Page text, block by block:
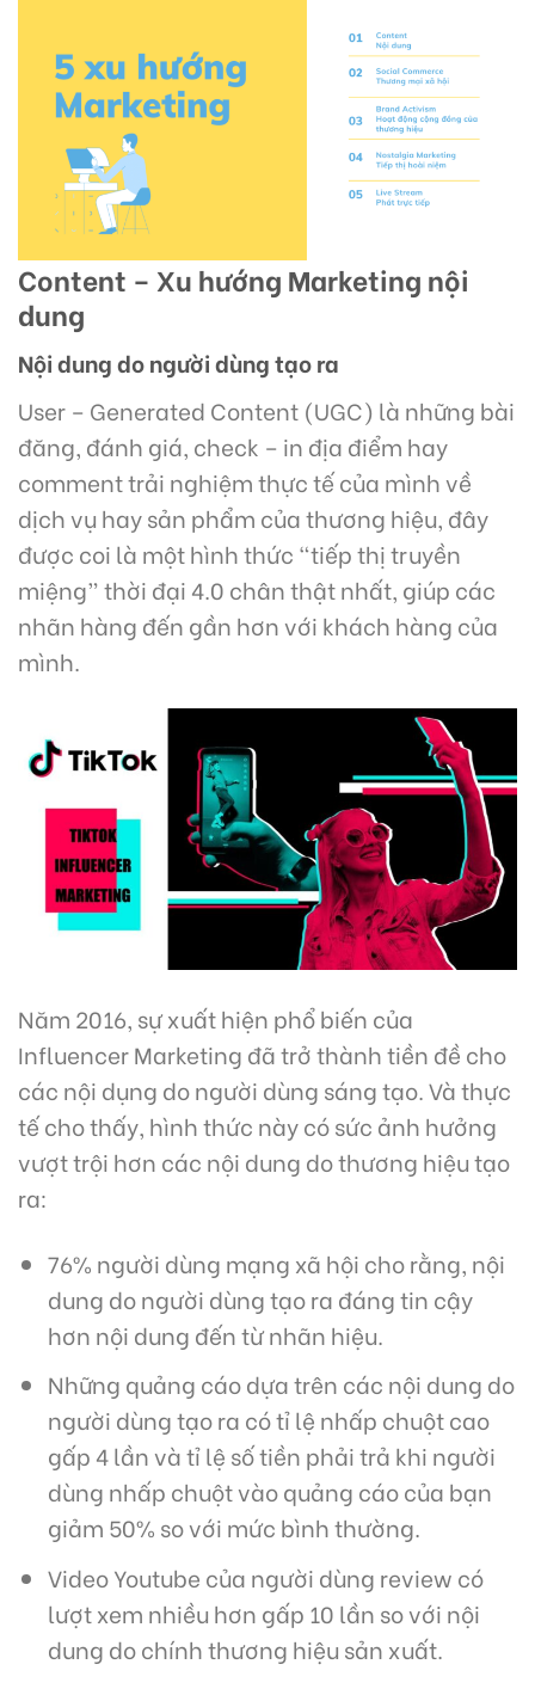
Content – Xu hướng Marketing nội
dung
Nội dung do người dùng tạo ra
User – Generated Content (UGC) là những bài
đăng, đánh giá, check – in địa điểm hay
comment trải nghiệm thực tế của mình về
dịch vụ hay sản phẩm của thương hiệu, đây
được coi là một hình thức “tiếp thị truyền
miệng” thời đại 4.0 chân thật nhất, giúp các
nhãn hàng đến gần hơn với khách hàng của
mình.
Năm 2016, sự xuất hiện phổ biến của
Influencer Marketing đã trở thành tiền đề cho
các nội dụng do người dùng sáng tạo. Và thực
tế cho thấy, hình thức này có sức ảnh hưởng
vượt trội hơn các nội dung do thương hiệu tạo
ra:
76% người dùng mạng xã hội cho rằng, nội
dung do người dùng tạo ra đáng tin cậy
hơn nội dung đến từ nhãn hiệu.
Những quảng cáo dựa trên các nội dung do
người dùng tạo ra có tỉ lệ nhấp chuột cao
gấp 4 lần và tỉ lệ số tiền phải trả khi người
dùng nhấp chuột vào quảng cáo của bạn
giảm 50% so với mức bình thường.
Video Youtube của người dùng review có
lượt xem nhiều hơn gấp 10 lần so với nội
dung do chính thương hiệu sản xuất.